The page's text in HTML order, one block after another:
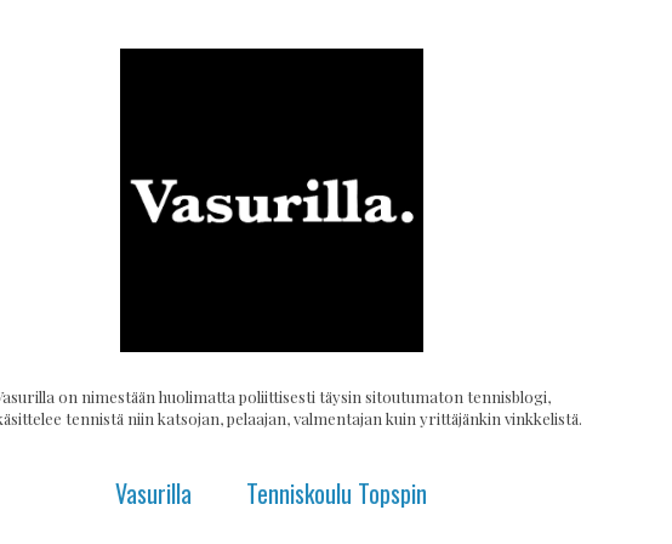
on nimestään huolimatta poliittisesti täysin sitoutumaton tennisblogi,
tennistä niin katsojan, pelaajan, valmentajan kuin yrittäjänkin vinkkelistä.
Vasurilla Tenniskoulu Topspin